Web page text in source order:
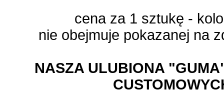
cena za 1 sztukę -
nie obejmuje pokazanej na
NASZA ULUBIONA